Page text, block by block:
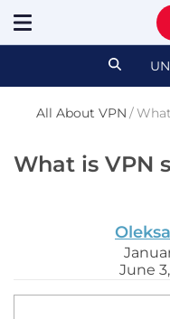
All About VPN /
What is VPN